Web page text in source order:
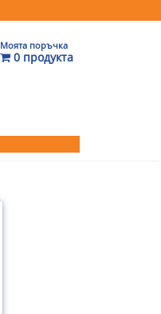
Моята поръчка
0 продукта